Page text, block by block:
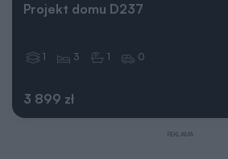
Projekt domu D237
3 899 zł
1 3 1 0
REKLAMA